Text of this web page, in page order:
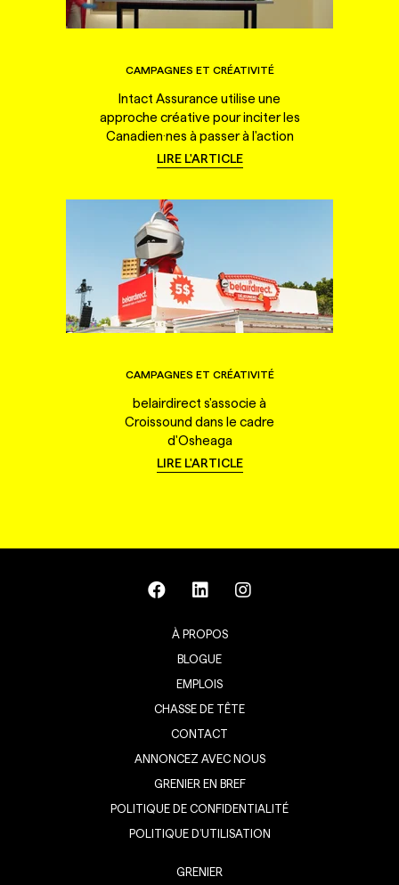
CAMPAGNES ET CRÉATIVITÉ
Intact Assurance utilise une
approche créative pour inciter les
Canadien·nes à passer à l'action
LIRE L'ARTICLE
CAMPAGNES ET CRÉATIVITÉ
belairdirect s'associe à
Croissound dans le cadre
d'Osheaga
LIRE L'ARTICLE
À PROPOS
BLOGUE
EMPLOIS
CHASSE DE TÊTE
CONTACT
ANNONCEZ AVEC NOUS
GRENIER EN BREF
POLITIQUE DE CONFIDENTIALITÉ
POLITIQUE D’UTILISATION
GRENIER